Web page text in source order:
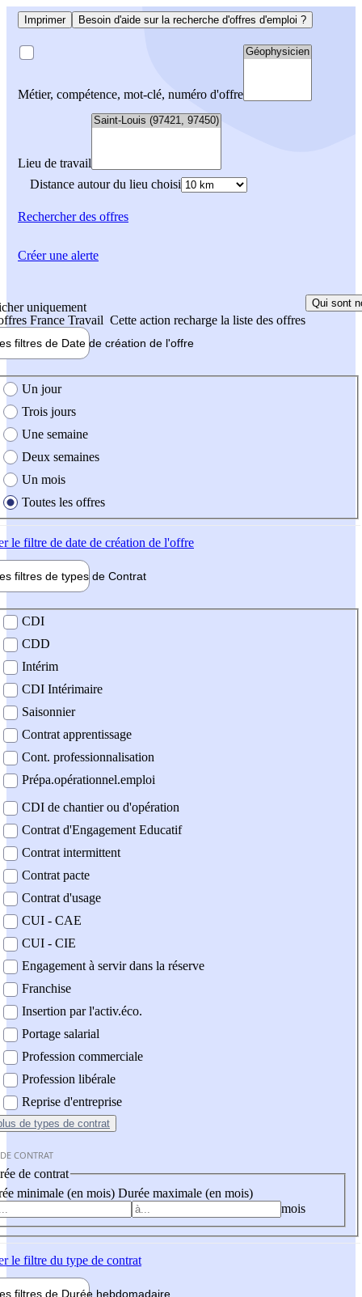
Imprimer Besoin d'aide sur la recherche d'offres d'emploi ?
Métier, compétence, mot-clé, numéro d'offre
Lieu de travail
Distance autour du lieu choisi
Rechercherdes offres
uniquement
France Travail Cette action recharge la liste des offres
Qui sont
filtres de Date de création de l'offre
création de l'offre
Un jour
Trois jours
Une semaine
Deux semaines
Un mois
Toutes les offres
le filtre de date de création de l'offre
filtres de types de Contrat
contrat
CDI
CDD
Intérim
CDI Intérimaire
Saisonnier
Contrat apprentissage
Cont. professionnalisation
Prépa.opérationnel.emploi
CDI de chantier ou d'opération
Contrat d'Engagement Educatif
Contrat intermittent
Contrat pacte
Contrat d'usage
CUI - CAE
CUI - CIE
Engagement à servir dans la réserve
Franchise
Insertion par l'activ.éco.
Portage salarial
Profession commerciale
Profession libérale
Reprise d'entreprise
de types de contrat
CONTRAT
de contrat
minimale (en mois) Durée maximale (en mois)
mois
le filtre du type de contrat
filtres de Durée hebdomadaire
Créer une alerte